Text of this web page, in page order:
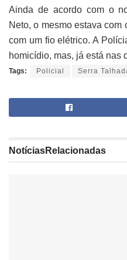
Ainda de acordo com o
Neto, o mesmo estava
com um fio elétrico. A
homicídio, mas, já está nas
Tags: Policial Serra
NotíciasRelacionadas